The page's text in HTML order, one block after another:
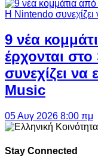
9 νέα
έρχονται
συνεχίζει να
Music
05 Αυγ 2026 8:00 πμ
Stay Connected